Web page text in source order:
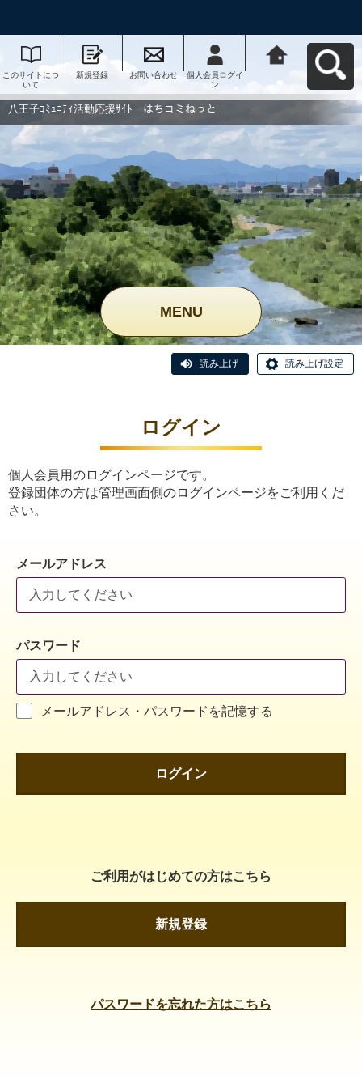
このサイトにつ
いて
新規登録 お問い合わせ
個人会員ログイ
ン
動応援ｻｲﾄ はち
コミねっとへ戻
八王子ｺﾐｭﾆﾃｨ活動応援ｻｲﾄ はちコミねっと
MENU
読み上げ 読み上げ設定
ログイン
個人会員用のログインページです。
登録団体の方は管理画面側のログインページをご利用くだ
さい。
メールアドレス
パスワード
メールアドレス・パスワードを記憶する
ログイン
ご利用がはじめての方はこちら
新規登録
パスワードを忘れた方はこちら